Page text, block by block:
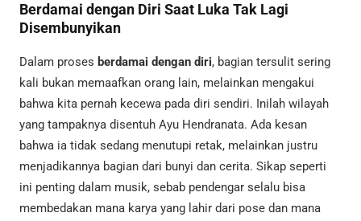
Berdamai dengan Diri Saat Luka Tak Lagi
Disembunyikan
Dalam proses berdamai dengan diri, bagian tersulit sering
kali bukan memaafkan orang lain, melainkan mengakui
bahwa kita pernah kecewa pada diri sendiri. Inilah wilayah
yang tampaknya disentuh Ayu Hendranata. Ada kesan
bahwa ia tidak sedang menutupi retak, melainkan justru
menjadikannya bagian dari bunyi dan cerita. Sikap seperti
ini penting dalam musik, sebab pendengar selalu bisa
membedakan mana karya yang lahir dari pose dan mana